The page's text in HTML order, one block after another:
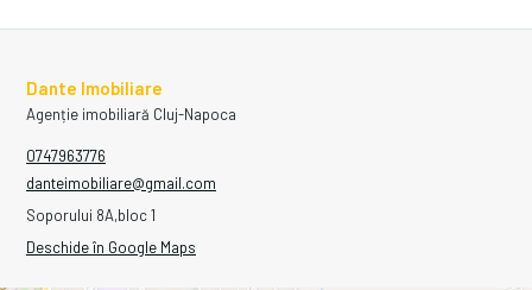
Dante Imobiliare
Agenție imobiliară Cluj-Napoca
0747963776
danteimobiliare@gmail.com
Soporului 8A,bloc 1
Deschide în Google Maps